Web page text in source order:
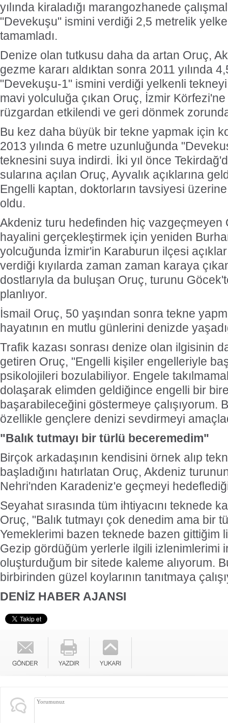
yılında kiraladığı marangozhanede
"Devekuşu" ismini verdiği 2,5 metrelik
tamamladı.
Denize olan tutkusu daha da artan Oruç,
gezme kararı aldıktan sonra 2011 yılında
"Devekuşu-1" ismini verdiği yelkenli tekneyi
mavi yolculuğa çıkan Oruç, İzmir
rüzgardan etkilendi ve geri dönmek
Bu kez daha büyük bir tekne yapmak için
2013 yılında 6 metre uzunluğunda
teknesini suya indirdi. İki yıl önce
sularına açılan Oruç, Ayvalık açıklarına
Engelli kaptan, doktorların tavsiyesi
oldu.
Akdeniz turu hedefinden hiç vazgeçmeyen
hayalini gerçekleştirmek için yeniden
yolcuğunda İzmir'in Karaburun ilçesi
verdiği kıyılarda zaman zaman karaya
dostlarıyla da buluşan Oruç, turunu
planlıyor.
İsmail Oruç, 50 yaşından sonra tekne
hayatının en mutlu günlerini denizde
Trafik kazası sonrası denize olan ilgisinin
getiren Oruç, "Engelli kişiler engelleriyle
psikolojileri bozulabiliyor. Engele takılmamak
dolaşarak elimden geldiğince engelli bir
başarabileceğini göstermeye çalışıyorum.
özellikle gençlere denizi sevdirmeyi
"Balık tutmayı bir türlü beceremedim"
Birçok arkadaşının kendisini örnek alıp
başladığını hatırlatan Oruç, Akdeniz
Nehri'nden Karadeniz'e geçmeyi
Seyahat sırasında tüm ihtiyacını teknede
Oruç, "Balık tutmayı çok denedim ama bir
Yemeklerimi bazen teknede bazen gittiğim
Gezip gördüğüm yerlerle ilgili izlenimlerimi
oluşturduğum bir sitede kaleme alıyorum.
birbirinden güzel koylarının tanıtmaya
DENİZ HABER AJANSI